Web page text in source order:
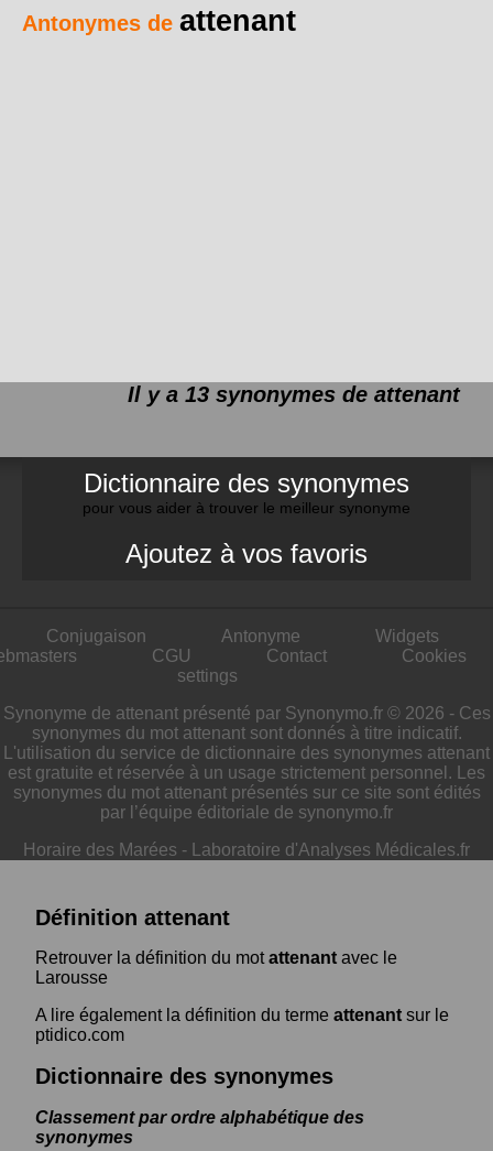
Antonymes de attenant
Il y a 13 synonymes de attenant
Dictionnaire des synonymes
pour vous aider à trouver le meilleur synonyme
Ajoutez à vos favoris
Conjugaison Antonyme
Widgets
CGU Contact
Cookies
settings
Synonyme de attenant présenté par Synonymo.fr © 2026 - Ces
synonymes du mot attenant sont donnés à titre indicatif.
L'utilisation du service de dictionnaire des synonymes attenant
est gratuite et réservée à un usage strictement personnel. Les
synonymes du mot attenant présentés sur ce site sont édités
par l’équipe éditoriale de synonymo.fr
Horaire des Marées - Laboratoire d'Analyses Médicales.fr
Définition attenant
Retrouver la définition du motattenant avec le
Larousse
A lire également la définition du terme attenant sur le
ptidico.com
Dictionnaire des synonymes
Classement par ordre alphabétique des
synonymes